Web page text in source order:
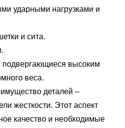
ударными нагрузками и
и сита.
подвергающиеся высоким
веса.
деталей –
жесткости. Этот аспект
качество и необходимые